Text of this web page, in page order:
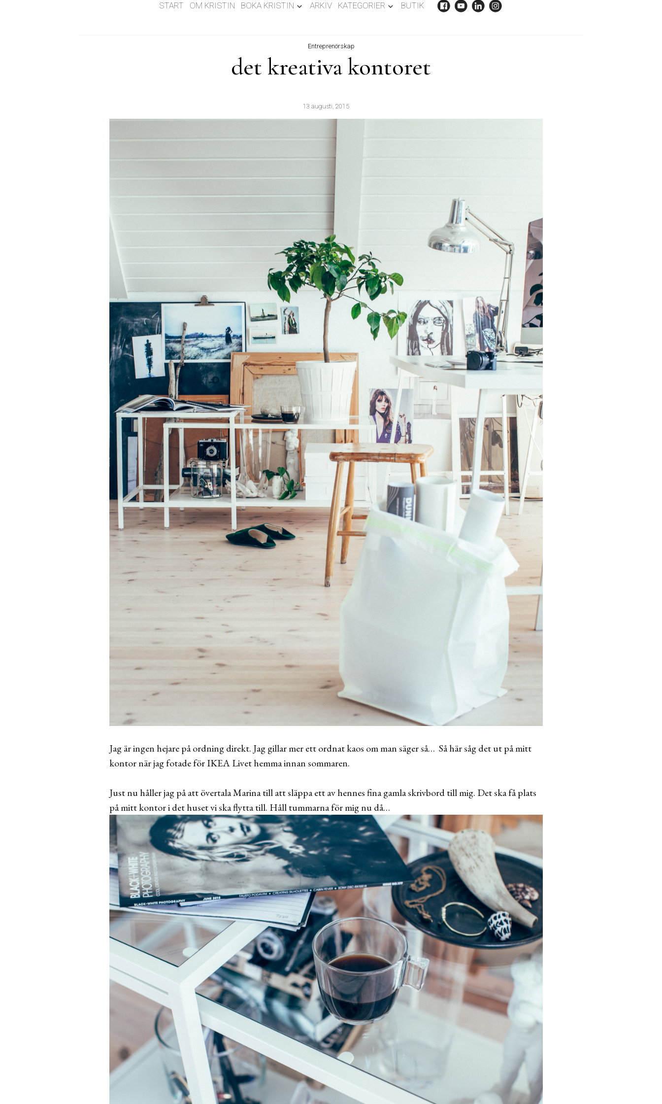
START OM KRISTIN BOKA KRISTIN ARKIV KATEGORIER BUTIK
Entreprenörskap
det kreativa kontoret
13 augusti, 2015
Jag är ingen hejare på ordning direkt. Jag gillar mer ett ordnat kaos om man säger så… Så här såg det ut på mitt
kontor när jag fotade för IKEA Livet hemma innan sommaren.
Just nu håller jag på att övertala Marina till att släppa ett av hennes fina gamla skrivbord till mig. Det ska få plats
på mitt kontor i det huset vi ska flytta till. Håll tummarna för mig nu då…